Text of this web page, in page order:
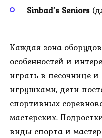
Sinbad’s Seniors
Каждая зона
особенностей и
играть в песочнице
игрушками, дети
спортивных
мастерских.
виды спорта и